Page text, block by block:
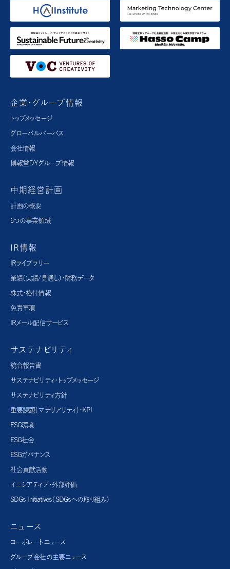
企業・グループ情報
トップメッセージ
グローバルパーパス​
会社情報
博報堂ＤＹグループ情報
中期経営計画
計画の概要
6つの事業領域
IR情報
IRライブラリー
業績（実績/見通し）・財務データ
株式・格付情報
免責事項
IRメール配信サービス
サステナビリティ
統合報告書
サステナビリティ・トップメッセージ
サステナビリティ方針
重要課題（マテリアリティ）・KPI
ESG環境
ESG社会
ESGガバナンス
社会貢献活動
イニシアティブ・外部評価
SDGs Initiatives（SDGsへの取り組み）
ニュース
コーポレートニュース
グループ会社の主要ニュース